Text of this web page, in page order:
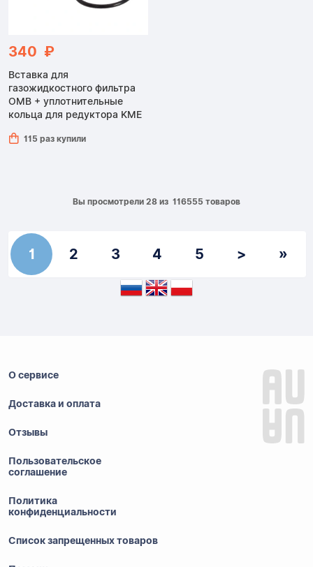
340 ₽
Вставка для
газожидкостного фильтра
OMB + уплотнительные
кольца для редуктора KME
115 раз купили
Вы просмотрели 28 из 116555 товаров
1 2 3 4 5 > »
О сервисе
Доставка и оплата
Отзывы
Пользовательское
соглашение
Политика
конфиденциальности
Список запрещенных товаров